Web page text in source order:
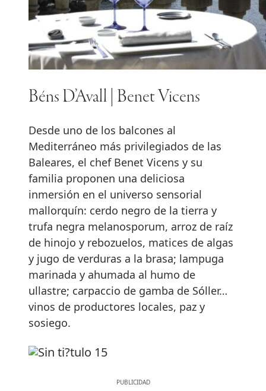
Béns D’Avall | Benet Vicens
Desde uno de los balcones al
Mediterráneo más privilegiados de las
Baleares, el chef Benet Vicens y su
familia proponen una deliciosa
inmersión en el universo sensorial
mallorquín: cerdo negro de la tierra y
trufa negra melanosporum, arroz de raíz
de hinojo y rebozuelos, matices de algas
y jugo de verduras a la brasa; lampuga
marinada y ahumada al humo de
ullastre; carpaccio de gamba de Sóller…
vinos de productores locales, paz y
sosiego.